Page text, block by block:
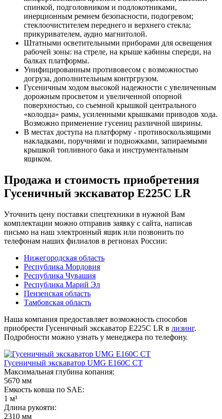
спинкой, подголовником и подлокотниками,
инерционным ремнем безопасности, подогревом;
стеклоочистителем переднего и верхнего стекла;
прикуривателем, аудио магнитолой.
Штатными осветительными приборами для освещения
рабочей зоны: на стреле, на крыше кабины спереди, на
балках платформы.
Унифицированным противовесом с возможностью
догруза, дополнительным контргрузом.
Гусеничным ходом высокой надежности с увеличенным
дорожным просветом и увеличенной опорной
поверхностью, со съемной крышкой центрального
«колодца» рамы, усиленными крышками приводов хода.
Возможно применение гусениц различной ширины.
В местах доступа на платформу - противоскользящими
накладками, поручнями и подножками, запираемыми
крышкой топливного бака и инструментальным
ящиком.
Продажа и cтоимость приобретения
Гусеничный экскаватор E225C LR
Уточнить цену поставки спецтехники в нужной Вам
комплектации можно отправив заявку с сайта, написав
письмо на наш электронный ящик или позвонить по
телефонам наших филиалов в регионах России:
Нижегородская область
Республика Мордовия
Республика Чувашия
Республика Марий Эл
Пензенская область
Тамбовская область
Наша компания предоставляет возможность способов
приобрести Гусеничный экскаватор E225C LR в лизинг.
Подробности можно узнать у менеджера по телефону.
Гусеничный экскаватор UMG E160С CT
Максимальная глубина копания:
5670 мм
Емкость ковша по SAE:
1 м³
Длина рукояти:
2310 мм